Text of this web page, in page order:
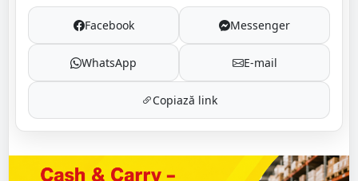
Facebook Messenger
WhatsApp E-mail
Copiază link